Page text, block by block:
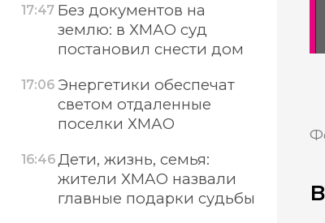
17:47 Без документов на
землю: в ХМАО суд
постановил снести дом
17:06 Энергетики обеспечат
светом отдаленные
поселки ХМАО
16:46Дети, жизнь, семья:
жители ХМАО назвали
главные подарки судьбы